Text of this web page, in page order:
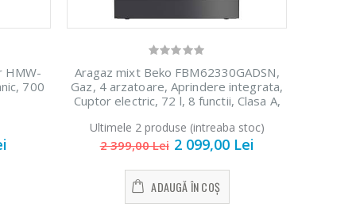
HMW-
700
Aragaz mixt Beko FBM62330GADSN,
Gaz, 4 arzatoare, Aprindere integrata,
Cuptor electric, 72 l, 8 functii, Clasa A,
Ultimele 2 produse (intreaba stoc)
2 399,00 Lei 2 099,00 Lei
ADAUGĂ ÎN COȘ
microunde
Heinner ...
289,00 Lei